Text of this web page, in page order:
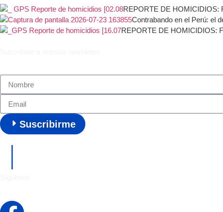
REPORTE DE HOMICIDIOS:
Contrabando en el Perú: el
REPORTE DE HOMICIDIOS:
Suscribirme